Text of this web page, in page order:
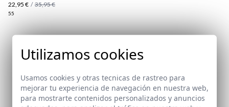
22,95 € / 35,95 €
55
Suscríbete a nuestra Newsletter
Utilizamos cookies
Usamos cookies y otras tecnicas de rastreo para
mejorar tu experiencia de navegación en nuestra web,
para mostrarte contenidos personalizados y anuncios